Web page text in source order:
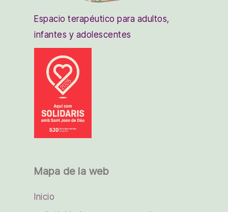
Espacio terapéutico para adultos,
infantes y adolescentes
Mapa de la web
Inicio